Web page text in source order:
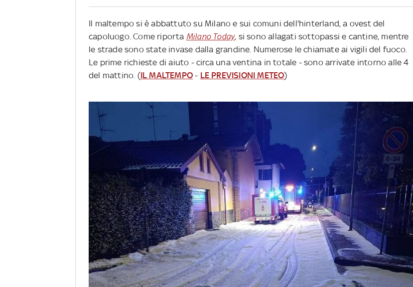
Il maltempo si è abbattuto su Milano e sui comuni dell'hinterland, a ovest del
capoluogo. Come riporta Milano Today, si sono allagati sottopassi e cantine, mentre
le strade sono state invase dalla grandine. Numerose le chiamate ai vigili del fuoco.
Le prime richieste di aiuto - circa una ventina in totale - sono arrivate intorno alle 4
del mattino. (IL MALTEMPO - LE PREVISIONI METEO)